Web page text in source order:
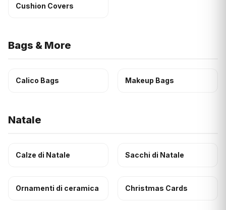
Cushion Covers
Bags & More
Calico Bags Makeup Bags
Natale
Calze di Natale Sacchi di Natale
Ornamenti di ceramica Christmas Cards